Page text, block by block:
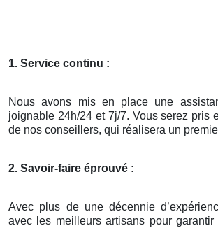
1. Service continu :
Nous avons mis en place une
joignable 24h/24 et 7j/7. Vous serez pris
de nos conseillers, qui réalisera un
2. Savoir-faire éprouvé :
Avec plus de une décennie
avec les meilleurs artisans pour garantir